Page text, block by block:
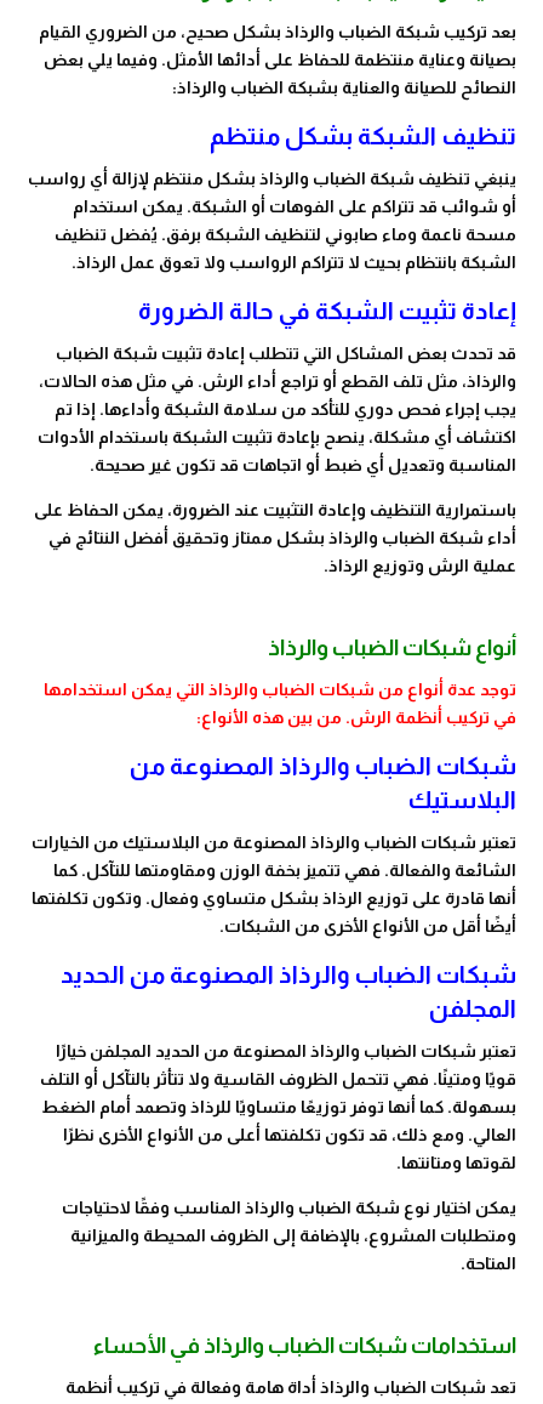
بعد تركيب شبكة الضباب والرذاذ بشكل صحيح، من الضروري القيام
بصيانة وعناية منتظمة للحفاظ على أدائها الأمثل. وفيما يلي بعض
النصائح للصيانة والعناية بشبكة الضباب والرذاذ:
تنظيف الشبكة بشكل منتظم
ينبغي تنظيف شبكة الضباب والرذاذ بشكل منتظم لإزالة أي رواسب
أو شوائب قد تتراكم على الفوهات أو الشبكة. يمكن استخدام
مسحة ناعمة وماء صابوني لتنظيف الشبكة برفق. يُفضل تنظيف
الشبكة بانتظام بحيث لا تتراكم الرواسب ولا تعوق عمل الرذاذ.
إعادة تثبيت الشبكة في حالة الضرورة
قد تحدث بعض المشاكل التي تتطلب إعادة تثبيت شبكة الضباب
والرذاذ، مثل تلف القطع أو تراجع أداء الرش. في مثل هذه الحالات،
يجب إجراء فحص دوري للتأكد من سلامة الشبكة وأداءها. إذا تم
اكتشاف أي مشكلة، ينصح بإعادة تثبيت الشبكة باستخدام الأدوات
المناسبة وتعديل أي ضبط أو اتجاهات قد تكون غير صحيحة.
باستمرارية التنظيف وإعادة التثبيت عند الضرورة، يمكن الحفاظ على
أداء شبكة الضباب والرذاذ بشكل ممتاز وتحقيق أفضل النتائج في
عملية الرش وتوزيع الرذاذ.
أنواع شبكات الضباب والرذاذ
توجد عدة أنواع من شبكات الضباب والرذاذ التي يمكن استخدامها
في تركيب أنظمة الرش. من بين هذه الأنواع:
شبكات الضباب والرذاذ المصنوعة من
البلاستيك
تعتبر شبكات الضباب والرذاذ المصنوعة من البلاستيك من الخيارات
الشائعة والفعالة. فهي تتميز بخفة الوزن ومقاومتها للتآكل. كما
أنها قادرة على توزيع الرذاذ بشكل متساوي وفعال. وتكون تكلفتها
أيضًا أقل من الأنواع الأخرى من الشبكات.
شبكات الضباب والرذاذ المصنوعة من الحديد
المجلفن
تعتبر شبكات الضباب والرذاذ المصنوعة من الحديد المجلفن خيارًا
قويًا ومتينًا. فهي تتحمل الظروف القاسية ولا تتأثر بالتآكل أو التلف
بسهولة. كما أنها توفر توزيعًا متساويًا للرذاذ وتصمد أمام الضغط
العالي. ومع ذلك، قد تكون تكلفتها أعلى من الأنواع الأخرى نظرًا
لقوتها ومتانتها.
يمكن اختيار نوع شبكة الضباب والرذاذ المناسب وفقًا لاحتياجات
ومتطلبات المشروع، بالإضافة إلى الظروف المحيطة والميزانية
المتاحة.
استخدامات شبكات الضباب والرذاذ في الأحساء
تعد شبكات الضباب والرذاذ أداة هامة وفعالة في تركيب أنظمة